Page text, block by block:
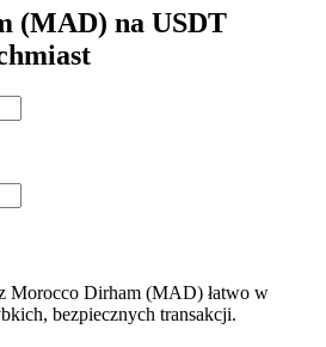
(MAD) na USDT
Dirham (MAD) łatwo w
bezpiecznych transakcji.